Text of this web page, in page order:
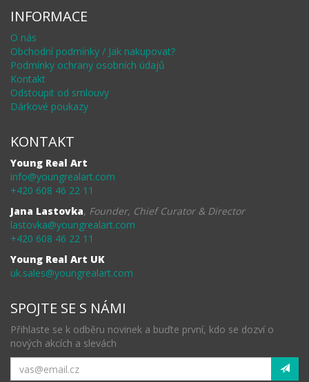
INFORMACE
O nás
Obchodní podmínky / Jak nakupovat?
Podmínky ochrany osobních údajů
Kontakt
Odstoupit od smlouvy
Dárkové poukazy
KONTAKT
Young Real Art
info@youngrealart.com
+420 608 46 22 11
Jana Lastovka, Founder, Chief Curator & Director
lastovka@youngrealart.com
+420 608 46 22 11
Young Real Art UK
uk.sales@youngrealart.com
SPOJTE SE S NÁMI
Přihlaste se k odběru novinek a buďte první, kdo se dozví o
nových akcích a slevách